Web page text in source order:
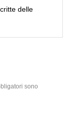
delle
sono